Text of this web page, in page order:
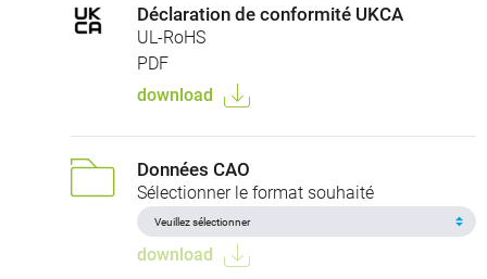
Déclaration de conformité UKCA
UL-RoHS
PDF
download
Données CAO
Sélectionner le format souhaité
download